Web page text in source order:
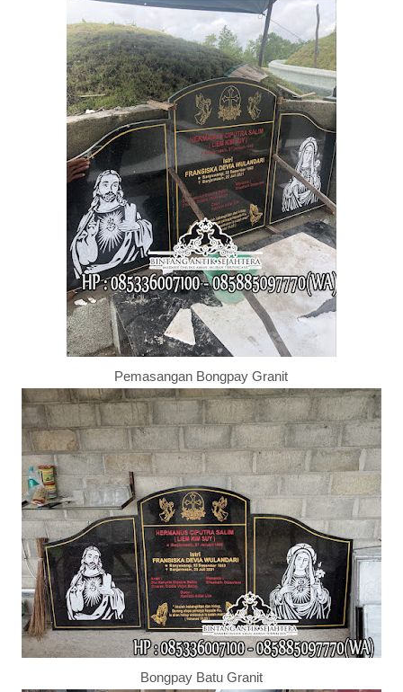
Pemasangan Bongpay Granit
Bongpay Batu Granit